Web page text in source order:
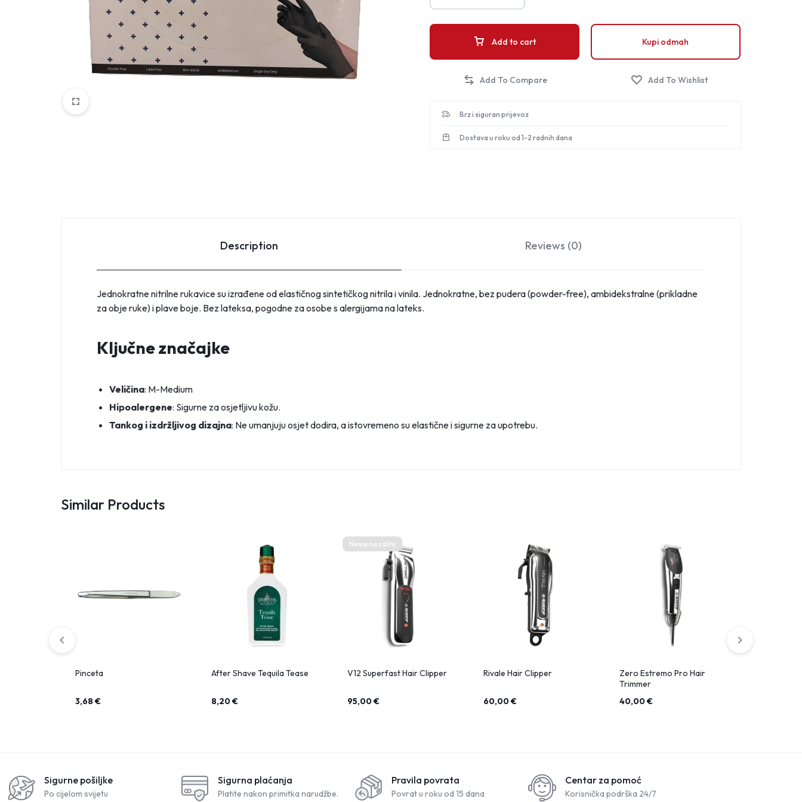
Parfemi
Trepavice
Add to cart Kupi odmah
Brz i siguran prijevoz
Dostava u roku od 1-2 radnih dana
Description Reviews (0)
Jednokratne nitrilne rukavice su izrađene od elastičnog sintetičkog nitrila i vinila. Jednokratne, bez pudera (powder-free), ambidekstralne (prikladne
za obje ruke) i plave boje. Bez lateksa, pogodne za osobe s alergijama na lateks.
Ključne značajke
Veličina: M-Medium
Hipoalergene: Sigurne za osjetljivu kožu.
Tankog i izdržljivog dizajna: Ne umanjuju osjet dodira, a istovremeno su elastične i sigurne za upotrebu.
Similar Products
Pinceta
3,68€
After Shave Tequila Tease
8,20€
Nema na zalihi
V12 Superfast Hair Clipper
95,00€
Rivale Hair Clipper
60,00€
Zero Estremo Pro Hair
Trimmer
40,00€
Sigurne pošiljke
Po cijelom svijetu
Sigurna plaćanja
Platite nakon primitka narudžbe.
Pravila povrata
Povrat u roku od 15 dana
Centar za pomoć
Korisnička podrška 24/7